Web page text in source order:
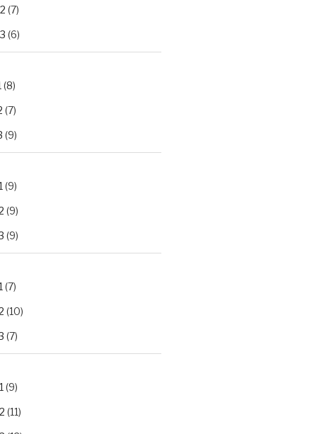
(7)
(6)
(8)
(7)
(9)
(9)
(9)
(9)
(7)
(10)
(7)
(9)
(11)